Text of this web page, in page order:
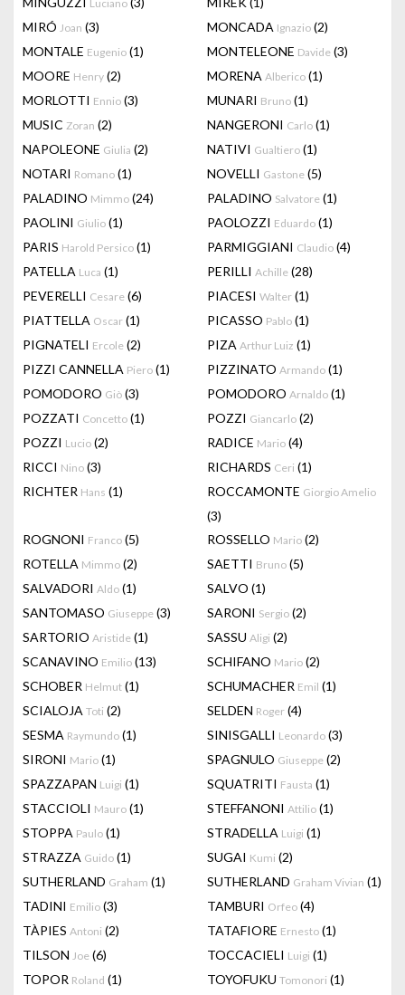
Luciano
MIRÓ Joan (3) MONCADA Ignazio (2)
MONTALE Eugenio (1) MONTELEONE Davide (3)
MOORE Henry (2) MORENA Alberico (1)
MORLOTTI Ennio (3) MUNARI Bruno (1)
MUSIC Zoran (2) NANGERONI Carlo (1)
NAPOLEONE Giulia (2) NATIVI Gualtiero (1)
NOTARI Romano (1) NOVELLI Gastone (5)
PALADINO Mimmo (24) PALADINO Salvatore (1)
PAOLINI Giulio (1) PAOLOZZI Eduardo (1)
PARIS Harold Persico (1) PARMIGGIANI Claudio (4)
PATELLA Luca (1) PERILLI Achille (28)
PEVERELLI Cesare (6) PIACESI Walter (1)
PIATTELLA Oscar (1) PICASSO Pablo (1)
PIGNATELI Ercole (2) PIZA Arthur Luiz (1)
PIZZI CANNELLA Piero (1) PIZZINATO Armando (1)
POMODORO Giò (3) POMODORO Arnaldo (1)
POZZATI Concetto (1) POZZI Giancarlo (2)
POZZI Lucio (2) RADICE Mario (4)
RICCI Nino (3) RICHARDS Ceri (1)
RICHTER Hans (1) ROCCAMONTE Giorgio Amelio
(3)
ROGNONI Franco (5) ROSSELLO Mario (2)
ROTELLA Mimmo (2) SAETTI Bruno (5)
SALVADORI Aldo (1) SALVO (1)
SANTOMASO Giuseppe (3) SARONI Sergio (2)
SARTORIO Aristide (1) SASSU Aligi (2)
SCANAVINO Emilio (13) SCHIFANO Mario (2)
SCHOBER Helmut (1) SCHUMACHER Emil (1)
SCIALOJA Toti (2) SELDEN Roger (4)
SESMA Raymundo (1) SINISGALLI Leonardo (3)
SIRONI Mario (1) SPAGNULO Giuseppe (2)
SPAZZAPAN Luigi (1) SQUATRITI Fausta (1)
STACCIOLI Mauro (1) STEFFANONI Attilio (1)
STOPPA Paulo (1) STRADELLA Luigi (1)
STRAZZA Guido (1) SUGAI Kumi (2)
SUTHERLAND Graham (1) SUTHERLAND Graham Vivian (1)
TADINI Emilio (3) TAMBURI Orfeo (4)
TÀPIES Antoni (2) TATAFIORE Ernesto (1)
TILSON Joe (6) TOCCACIELI Luigi (1)
TOPOR Roland (1) TOYOFUKU Tomonori (1)